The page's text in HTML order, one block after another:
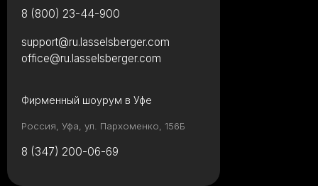
8 (800) 23-44-900
Фирменный шоурум в Уфе
Россия, Уфа, ул. Пархоменко, 156Б
8 (347) 200-06-69
support@ru.lasselsberger.com
office@ru.lasselsberger.com